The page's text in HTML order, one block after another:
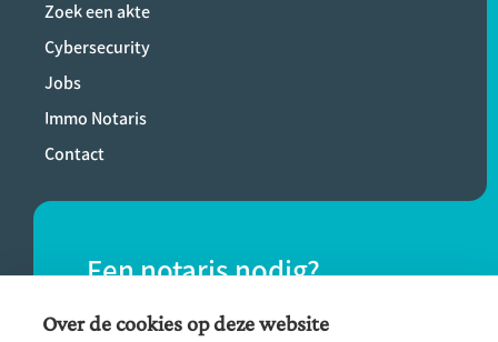
Zoek een akte
Cybersecurity
Jobs
Immo Notaris
Contact
Een notaris nodig?
Vind eenvoudig een notaris bij jou in de
Over de cookies op deze website